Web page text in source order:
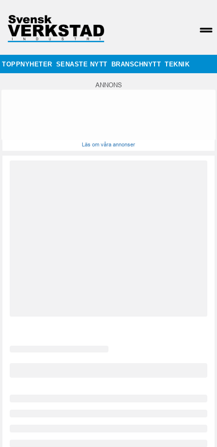
TOPPNYHETER SENASTE NYTT BRANSCHNYTT TEKNIK
ANNONS
Läs om våra annonser